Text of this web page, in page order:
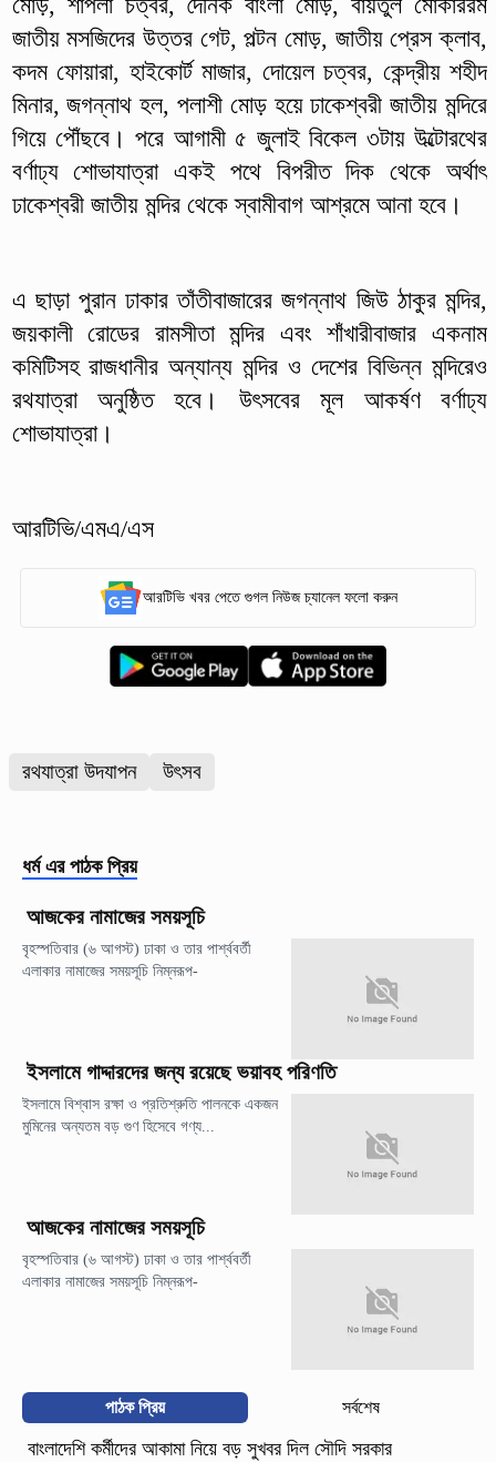
জাতীয় মসজিদের উত্তর গেট, পল্টন মোড়, জাতীয় প্রেস ক্লাব,
কদম ফোয়ারা, হাইকোর্ট মাজার, দোয়েল চত্বর, কেন্দ্রীয় শহীদ
মিনার, জগন্নাথ হল, পলাশী মোড় হয়ে ঢাকেশ্বরী জাতীয় মন্দিরে
গিয়ে পৌঁছবে। পরে আগামী ৫ জুলাই বিকেল ৩টায় উল্টোরথের
বর্ণাঢ্য শোভাযাত্রা একই পথে বিপরীত দিক থেকে অর্থাৎ
ঢাকেশ্বরী জাতীয় মন্দির থেকে স্বামীবাগ আশ্রমে আনা হবে।
এ ছাড়া পুরান ঢাকার তাঁতীবাজারের জগন্নাথ জিউ ঠাকুর মন্দির,
জয়কালী রোডের রামসীতা মন্দির এবং শাঁখারীবাজার একনাম
কমিটিসহ রাজধানীর অন্যান্য মন্দির ও দেশের বিভিন্ন মন্দিরেও
রথযাত্রা অনুষ্ঠিত হবে। উৎসবের মূল আকর্ষণ বর্ণাঢ্য
শোভাযাত্রা।
আরটিভি/এমএ/এস
আরটিভি খবর পেতে গুগল নিউজ চ্যানেল ফলো করুন
রথযাত্রা উদযাপন উৎসব
ধর্ম এর পাঠক প্রিয়
আজকের নামাজের সময়সূচি
বৃহস্পতিবার (৬ আগস্ট) ঢাকা ও তার পার্শ্ববর্তী
এলাকার নামাজের সময়সূচি নিম্নরূপ-
ইসলামে গাদ্দারদের জন্য রয়েছে ভয়াবহ পরিণতি
ইসলামে বিশ্বাস রক্ষা ও প্রতিশ্রুতি পালনকে একজন
মুমিনের অন্যতম বড় গুণ হিসেবে গণ্য...
আজকের নামাজের সময়সূচি
বৃহস্পতিবার (৬ আগস্ট) ঢাকা ও তার পার্শ্ববর্তী
এলাকার নামাজের সময়সূচি নিম্নরূপ-
পাঠক প্রিয় সর্বশেষ
বাংলাদেশি কর্মীদের আকামা নিয়ে বড় সুখবর দিল সৌদি সরকার